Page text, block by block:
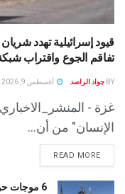
قيود إسرائيلية تهدد
تفاقم الجوع واقتراب شبكة
BY جواد الراصد أغسطس 9, 2026
غزة -
الإنسان" من أن...
READ MORE
6 موجات